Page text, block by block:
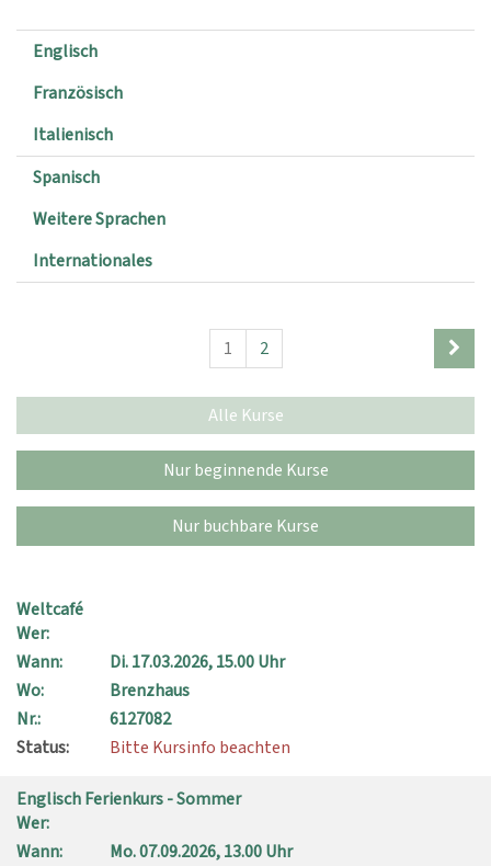
Englisch
Französisch
Italienisch
Spanisch
Weitere Sprachen
Internationales
1 2
Alle Kurse
Nur beginnende Kurse
Nur buchbare Kurse
Weltcafé
Wer:
Wann:
Di.17.03.2026, 15.00 Uhr
Wo:
Brenzhaus
Nr.:
6127082
Status:
Bitte Kursinfo beachten
Englisch Ferienkurs - Sommer
Wer:
Wann:
Mo.07.09.2026, 13.00 Uhr